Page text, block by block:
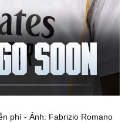
phí - Ảnh: Fabrizio Romano